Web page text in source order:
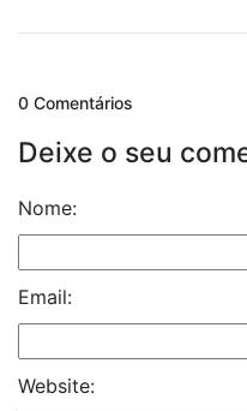
0 Comentários
Deixe o seu
Nome:
Email:
Website: